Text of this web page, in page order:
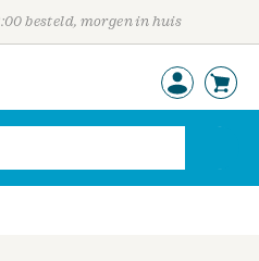
besteld, morgen in huis